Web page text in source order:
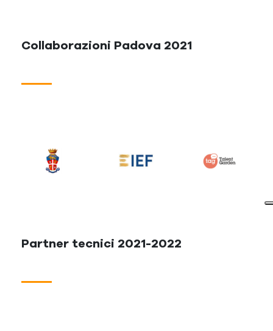
Collaborazioni Padova 2021
Partner tecnici 2021-2022